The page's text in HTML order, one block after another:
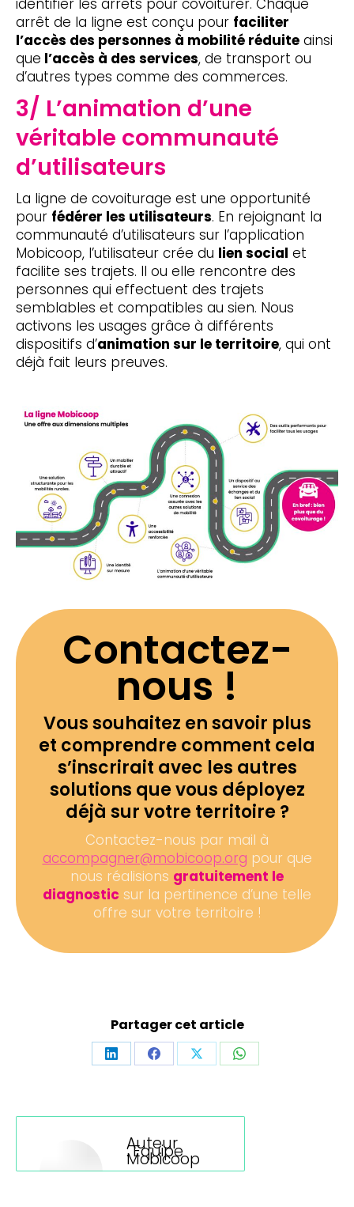
identifier les arrêts pour covoiturer. Chaque
arrêt de la ligne est conçu pour faciliter
l’accès des personnes à mobilité réduite ainsi
que l’accès à des services, de transport ou
d’autres types comme des commerces.
3/ L’animation d’une
véritable communauté
d’utilisateurs
La ligne de covoiturage est une opportunité
pour fédérer les utilisateurs. En rejoignant la
communauté d’utilisateurs sur l’application
Mobicoop, l’utilisateur crée du lien social et
facilite ses trajets. Il ou elle rencontre des
personnes qui effectuent des trajets
semblables et compatibles au sien. Nous
activons les usages grâce à différents
dispositifs d’animation sur le territoire, qui ont
déjà fait leurs preuves.
Contactez-
nous !
Vous souhaitez en savoir plus
et comprendre comment cela
s’inscrirait avec les autres
solutions que vous déployez
déjà sur votre territoire ?
Contactez-nous par mail à
accompagner@mobicoop.org pour que
nous réalisions gratuitement le
diagnostic sur la pertinence d’une telle
offre sur votre territoire !
Partager cet article
PartagerPartagerPartagerPartager
Auteur
:Equipe
Mobicoop